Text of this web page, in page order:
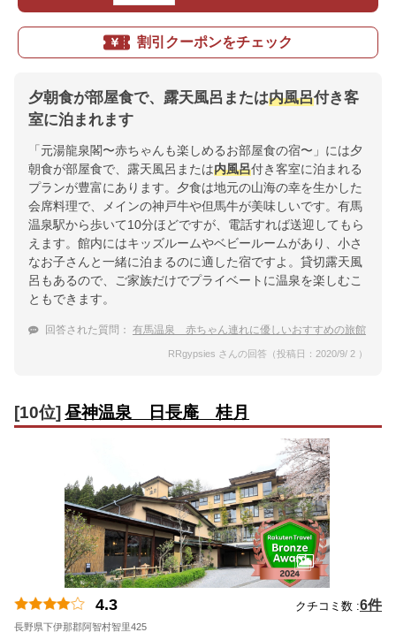
割引クーポンをチェック
夕朝食が部屋食で、露天風呂または内風呂付き客
室に泊まれます
「元湯龍泉閣〜赤ちゃんも楽しめるお部屋食の宿〜」には夕
朝食が部屋食で、露天風呂または内風呂付き客室に泊まれる
プランが豊富にあります。夕食は地元の山海の幸を生かした
会席料理で、メインの神戸牛や但馬牛が美味しいです。有馬
温泉駅から歩いて10分ほどですが、電話すれば送迎してもら
えます。館内にはキッズルームやベビールームがあり、小さ
なお子さんと一緒に泊まるのに適した宿ですよ。貸切露天風
呂もあるので、ご家族だけでプライベートに温泉を楽しむこ
ともできます。
回答された質問： 有馬温泉 赤ちゃん連れに優しいおすすめの旅館
RRgypsies さんの回答（投稿日：2020/9/ 2 ）
[10位] 昼神温泉 日長庵 桂月
4.3 クチコミ数 :6件
長野県下伊那郡阿智村智里425